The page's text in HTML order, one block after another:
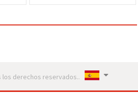
los derechos reservados..